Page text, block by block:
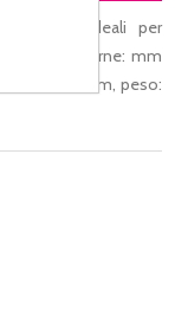
ideali per
esterne: mm
x 310(A) mm, peso: